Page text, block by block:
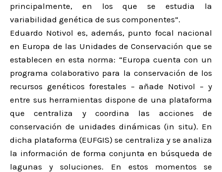
principalmente, en los que se estudia la
variabilidad genética de sus componentes”.
Eduardo Notivol es, además, punto focal nacional
en Europa de las Unidades de Conservación que se
establecen en esta norma: “Europa cuenta con un
programa colaborativo para la conservación de los
recursos genéticos forestales – añade Notivol – y
entre sus herramientas dispone de una plataforma
que centraliza y coordina las acciones de
conservación de unidades dinámicas (in situ). En
dicha plataforma (EUFGIS) se centraliza y se analiza
la información de forma conjunta en búsqueda de
lagunas y soluciones. En estos momentos se